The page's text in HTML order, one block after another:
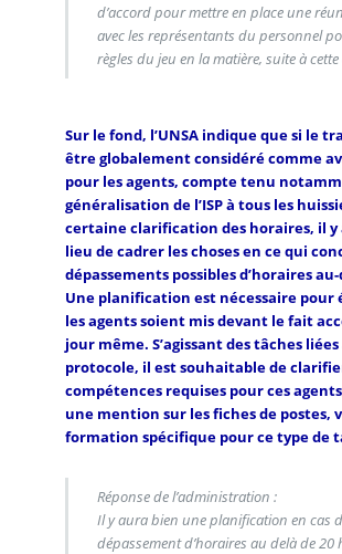
d’accord pour mettre en place une
avec les représentants du personnel
règles du jeu en la matière, suite à
Sur le fond, l’UNSA indique que si le
être globalement considéré comme
pour les agents, compte tenu
généralisation de l’ISP à tous les
certaine clarification des horaires, il
lieu de cadrer les choses en ce qui
dépassements possibles d’horaires
Une planification est nécessaire pour
les agents soient mis devant le fait
jour même. S’agissant des tâches liées
protocole, il est souhaitable de
compétences requises pour ces
une mention sur les fiches de postes,
formation spécifique pour ce type de
Réponse de l’administration :
Il y aura bien une planification en cas
dépassement d’horaires au delà de 20